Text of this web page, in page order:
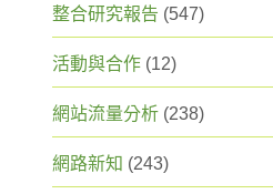
整合研究報告 (547)
活動與合作 (12)
網站流量分析 (238)
網路新知 (243)